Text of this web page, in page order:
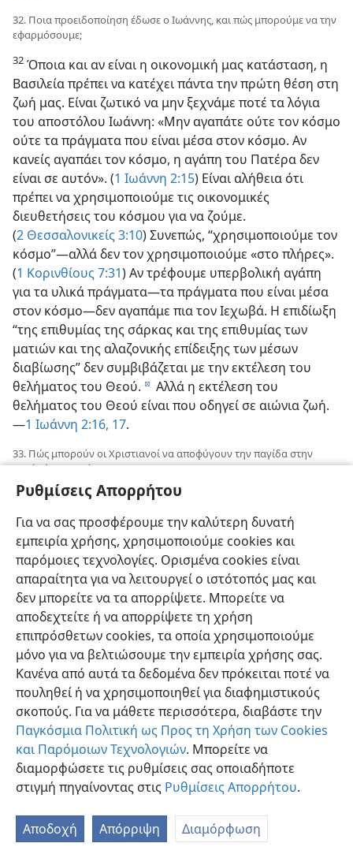
Ρυθμίσεις Απορρήτου
Για να σας προσφέρουμε την καλύτερη δυνατή
εμπειρία χρήσης, χρησιμοποιούμε cookies και
παρόμοιες τεχνολογίες. Ορισμένα cookies είναι
απαραίτητα για να λειτουργεί ο ιστότοπός μας και
δεν μπορείτε να τα απορρίψετε. Μπορείτε να
αποδεχτείτε ή να απορρίψετε τη χρήση
επιπρόσθετων cookies, τα οποία χρησιμοποιούμε
μόνο για να βελτιώσουμε την εμπειρία χρήσης σας.
Κανένα από αυτά τα δεδομένα δεν πρόκειται ποτέ να
πουληθεί ή να χρησιμοποιηθεί για διαφημιστικούς
σκοπούς. Για να μάθετε περισσότερα, διαβάστε την
Παγκόσμια Πολιτική ως Προς τη Χρήση των Cookies
και Παρόμοιων Τεχνολογιών. Μπορείτε να
διαμορφώσετε τις ρυθμίσεις σας οποιαδήποτε
στιγμή πηγαίνοντας στις Ρυθμίσεις Απορρήτου.
Αποδοχή Απόρριψη Διαμόρφωση
32. Ποια προειδοποίηση έδωσε ο Ιωάννης, και πώς μπορούμε να την
εφαρμόσουμε;
32 Όποια και αν είναι η οικονομική μας κατάσταση, η
Βασιλεία πρέπει να κατέχει πάντα την πρώτη θέση στη
ζωή μας. Είναι ζωτικό να μην ξεχνάμε ποτέ τα λόγια
του αποστόλου Ιωάννη: «Μην αγαπάτε ούτε τον κόσμο
ούτε τα πράγματα που είναι μέσα στον κόσμο. Αν
κανείς αγαπάει τον κόσμο, η αγάπη του Πατέρα δεν
είναι σε αυτόν». (1 Ιωάννη 2:15) Είναι αλήθεια ότι
πρέπει να χρησιμοποιούμε τις οικονομικές
διευθετήσεις του κόσμου για να ζούμε.
(2 Θεσσαλονικείς 3:10) Συνεπώς, “χρησιμοποιούμε τον
κόσμο”—αλλά δεν τον χρησιμοποιούμε «στο πλήρες».
(1 Κορινθίους 7:31) Αν τρέφουμε υπερβολική αγάπη
για τα υλικά πράγματα—τα πράγματα που είναι μέσα
στον κόσμο—δεν αγαπάμε πια τον Ιεχωβά. Η επιδίωξη
“της επιθυμίας της σάρκας και της επιθυμίας των
ματιών και της αλαζονικής επίδειξης των μέσων
διαβίωσης” δεν συμβιβάζεται με την εκτέλεση του
θελήματος του Θεού. d Αλλά η εκτέλεση του
θελήματος του Θεού είναι που οδηγεί σε αιώνια ζωή.
—1 Ιωάννη 2:16, 17.
33. Πώς μπορούν οι Χριστιανοί να αποφύγουν την παγίδα στην
οποία έπεσε η Τύρος;
33Η Τύρος έπεσε στην παγίδα τού να θέτει κανείς την
επιδίωξη υλικών πραγμάτων πάνω από καθετί άλλο.
Πέτυχε από υλική άποψη, έγινε πολύ υπερήφανη και
τιμωρήθηκε για την υπερηφάνειά της. Το παράδειγμά
της αποτελεί προειδοποίηση για έθνη και για
μεμονωμένα άτομα σήμερα. Πόσο καλύτερο είναι να
ακολουθούμε τη νουθεσία του αποστόλου Παύλου!
Αυτός προτρέπει τους Χριστιανούς «να μην είναι
υψηλόφρονες, και να στηρίζουν την ελπίδα τους, όχι
σε αβέβαιο πλούτο, αλλά στον Θεό, ο οποίος χορηγεί
τα πάντα πλουσιοπάροχα για την απόλαυσή μας».—
1 Τιμόθεο 6:17.
[Υποσημειώσεις]
aΟρισμένοι μελετητές ταυτίζουν τη Θαρσείς με τη
Σαρδηνία, το νησί της δυτικής Μεσογείου. Η Σαρδηνία
απείχε και αυτή πολύ από την Τύρο.
bΒλέπε το 15ο Κεφάλαιο, σελίδες 200-207, αυτού του